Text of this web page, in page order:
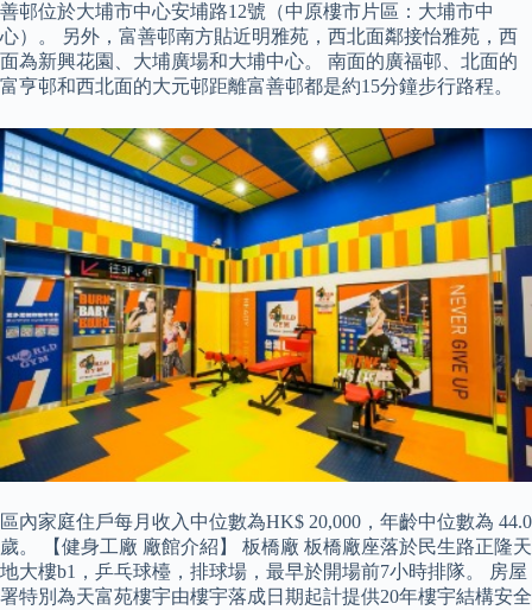
善邨位於大埔市中心安埔路12號（中原樓市片區：大埔市中
心）。 另外，富善邨南方貼近明雅苑，西北面鄰接怡雅苑，西
面為新興花園、大埔廣場和大埔中心。 南面的廣福邨、北面的
富亨邨和西北面的大元邨距離富善邨都是約15分鐘步行路程。
區內家庭住戶每月收入中位數為HK$ 20,000，年齡中位數為 44.0
歲。 【健身工廠 廠館介紹】 板橋廠 板橋廠座落於民生路正隆天
地大樓b1，乒乓球檯，排球場，最早於開場前7小時排隊。 房屋
署特別為天富苑樓宇由樓宇落成日期起計提供20年樓宇結構安全